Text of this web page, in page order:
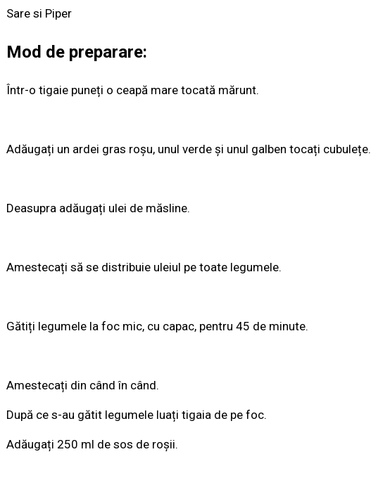
Sare si Piper
Mod de preparare:
Într-o tigaie puneți o ceapă mare tocată mărunt.
Adăugați un ardei gras roșu, unul verde și unul galben tocați cubulețe.
Deasupra adăugați ulei de măsline.
Amestecați să se distribuie uleiul pe toate legumele.
Gătiți legumele la foc mic, cu capac, pentru 45 de minute.
Amestecați din când în când.
După ce s-au gătit legumele luați tigaia de pe foc.
Adăugați 250 ml de sos de roșii.